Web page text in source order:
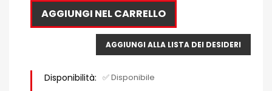
AGGIUNGI NEL CARRELLO
AGGIUNGI ALLA LISTA DEI DESIDERI
Disponibilità: ✅ Disponibile